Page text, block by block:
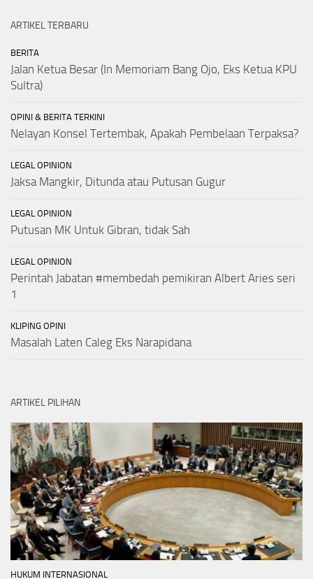
ARTIKEL TERBARU
BERITA
Jalan Ketua Besar (In Memoriam Bang Ojo, Eks Ketua KPU
Sultra)
OPINI & BERITA TERKINI
Nelayan Konsel Tertembak, Apakah Pembelaan Terpaksa?
LEGAL OPINION
Jaksa Mangkir, Ditunda atau Putusan Gugur
LEGAL OPINION
Putusan MK Untuk Gibran, tidak Sah
LEGAL OPINION
Perintah Jabatan #membedah pemikiran Albert Aries seri
1
KLIPING OPINI
Masalah Laten Caleg Eks Narapidana
ARTIKEL PILIHAN
HUKUM INTERNASIONAL